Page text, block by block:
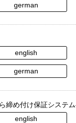
german
english
german
締め付け保証システ
english